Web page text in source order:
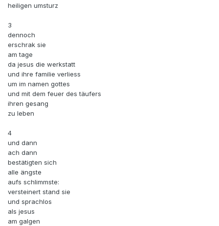
heiligen umsturz
3
dennoch
erschrak sie
am tage
da jesus die werkstatt
und ihre familie verliess
um im namen gottes
und mit dem feuer des täufers
ihren gesang
zu leben
4
und dann
ach dann
bestätigten sich
alle ängste
aufs schlimmste:
versteinert stand sie
und sprachlos
als jesus
am galgen